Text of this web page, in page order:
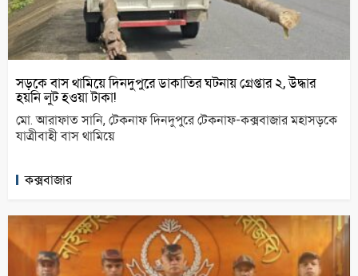
সড়কে বাস থামিয়ে দিনদুপুরে ডাকাতির ঘটনায় গ্রেপ্তার ২, উদ্ধার
হয়নি লুট হওয়া টাকা!
মো. আরাফাত সানি, টেকনাফ দিনদুপুরে টেকনাফ-কক্সবাজার মহাসড়কে
যাত্রীবাহী বাস থামিয়ে
কক্সবাজার